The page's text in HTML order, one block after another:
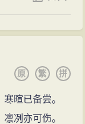
拼
繁
原
暄已备尝。
冽亦可伤。